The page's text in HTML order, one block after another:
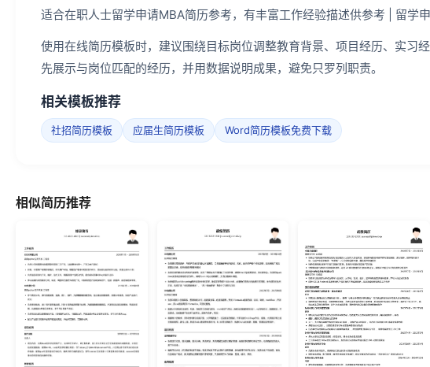
适合在职人士留学申请MBA简历参考，有丰富工作经验描述供参考 | 留学
使用在线简历模板时，建议围绕目标岗位调整教育背景、项目经历、实习
先展示与岗位匹配的经历，并用数据说明成果，避免只罗列职责。
相关模板推荐
社招简历模板 应届生简历模板 Word简历模板免费下载
相似简历推荐